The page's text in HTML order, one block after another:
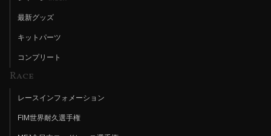
最新グッズ
キットパーツ
コンプリート
Race
レースインフォメーション
FIM世界耐久選手権